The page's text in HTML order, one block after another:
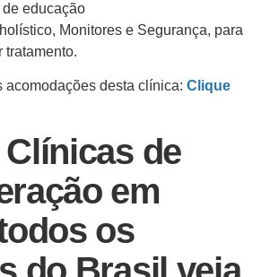
educação
Monitores e Segurança, para
tratamento.
acomodações desta clínica: Clique
de
em
os